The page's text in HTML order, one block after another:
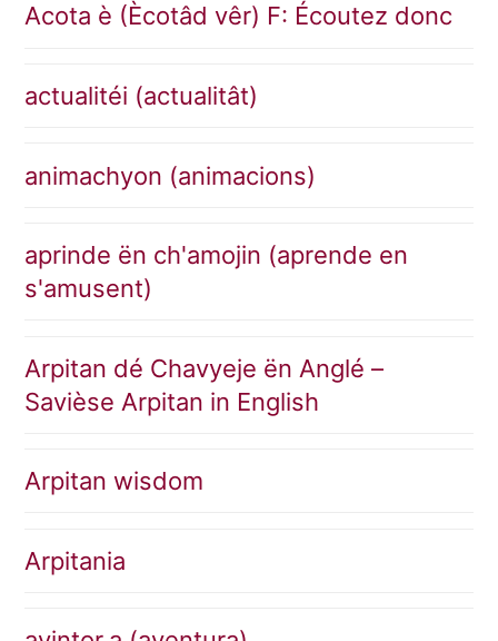
Acota è (Ècotâd vêr) F: Écoutez donc
actualitéi (actualitât)
animachyon (animacions)
aprinde ën ch'amojin (aprende en
s'amusent)
Arpitan dé Chavyeje ën Anglé –
Savièse Arpitan in English
Arpitan wisdom
Arpitania